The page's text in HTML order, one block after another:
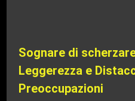
Sognare di
Leggerezza e
Preoccupazioni